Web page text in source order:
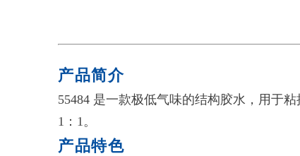
产品简介
55484 是一款极低气味的结构胶水，用于
1：1。
产品特色